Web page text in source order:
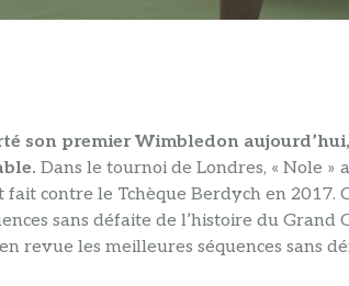
son premier Wimbledon
Dans le tournoi de Londres, « Nole »
fait contre le Tchèque Berdych en 2017.
sans défaite de l’histoire du Grand
revue les meilleures séquences sans